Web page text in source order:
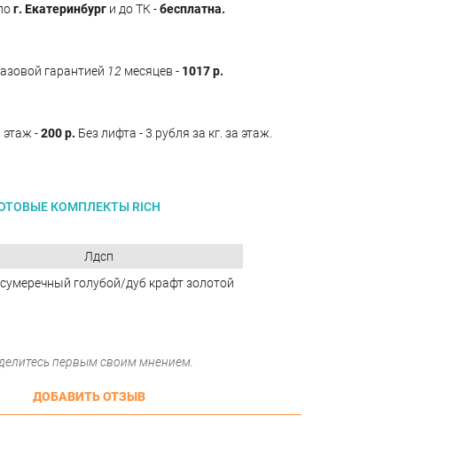
г. Екатеринбург и до ТК -бесплатна.
гарантией 12 месяцев - 1017 р.
-200 р. Без лифта - 3 рубля за кг. за этаж.
КОМПЛЕКТЫ RICH
Лдсп
голубой/дуб крафт золотой
первым своим мнением.
ДОБАВИТЬ ОТЗЫВ